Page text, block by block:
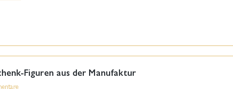
Figuren aus der Manufaktur